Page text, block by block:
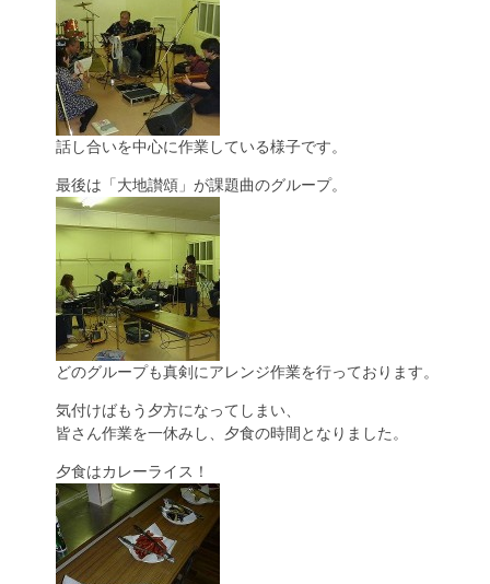
話し合いを中心に作業している様子です。
最後は「大地讃頌」が課題曲のグループ。
どのグループも真剣にアレンジ作業を行っております。
気付けばもう夕方になってしまい、
皆さん作業を一休みし、夕食の時間となりました。
夕食はカレーライス！